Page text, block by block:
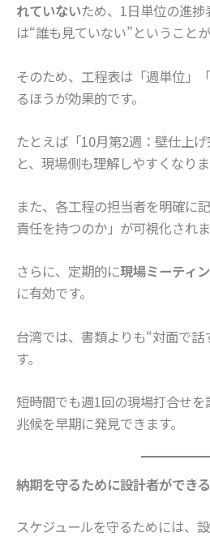
れていないため、1日単位の進
は“誰も見ていない”ということが
そのため、工程表は「週単位」
るほうが効果的です。
たとえば「10月第2週：壁仕上
と、現場側も理解しやすくなりま
また、各工程の担当者を明確に
責任を持つのか」が可視化されま
さらに、定期的に現場ミーティ
に有効です。
台湾では、書類よりも“対面で話
す。
短時間でも週1回の現場打合せ
兆候を早期に発見できます。
納期を守るために設計者ができ
スケジュールを守るためには、